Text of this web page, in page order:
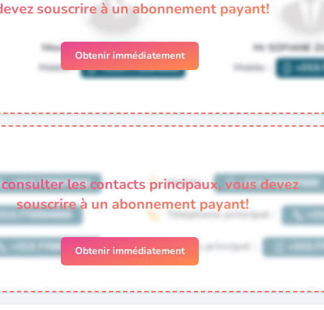
souscrire à un abonnement payant!
Obtenir immédiatement
les contacts principaux, vous devez
souscrire à un abonnement payant!
Obtenir immédiatement